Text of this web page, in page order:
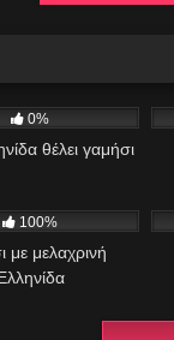
0%
θέλει γαμήσι
100%
με μελαχρινή